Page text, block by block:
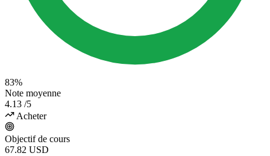
83%
Note moyenne
4.13 /5
Acheter
Objectif de cours
67.82 USD